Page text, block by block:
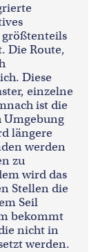
größtenteils
Die Route,
Diese
einzelne
ist die
Umgebung
längere
werden
zu
wird das
Stellen die
Seil
bekommt
nicht in
werden.